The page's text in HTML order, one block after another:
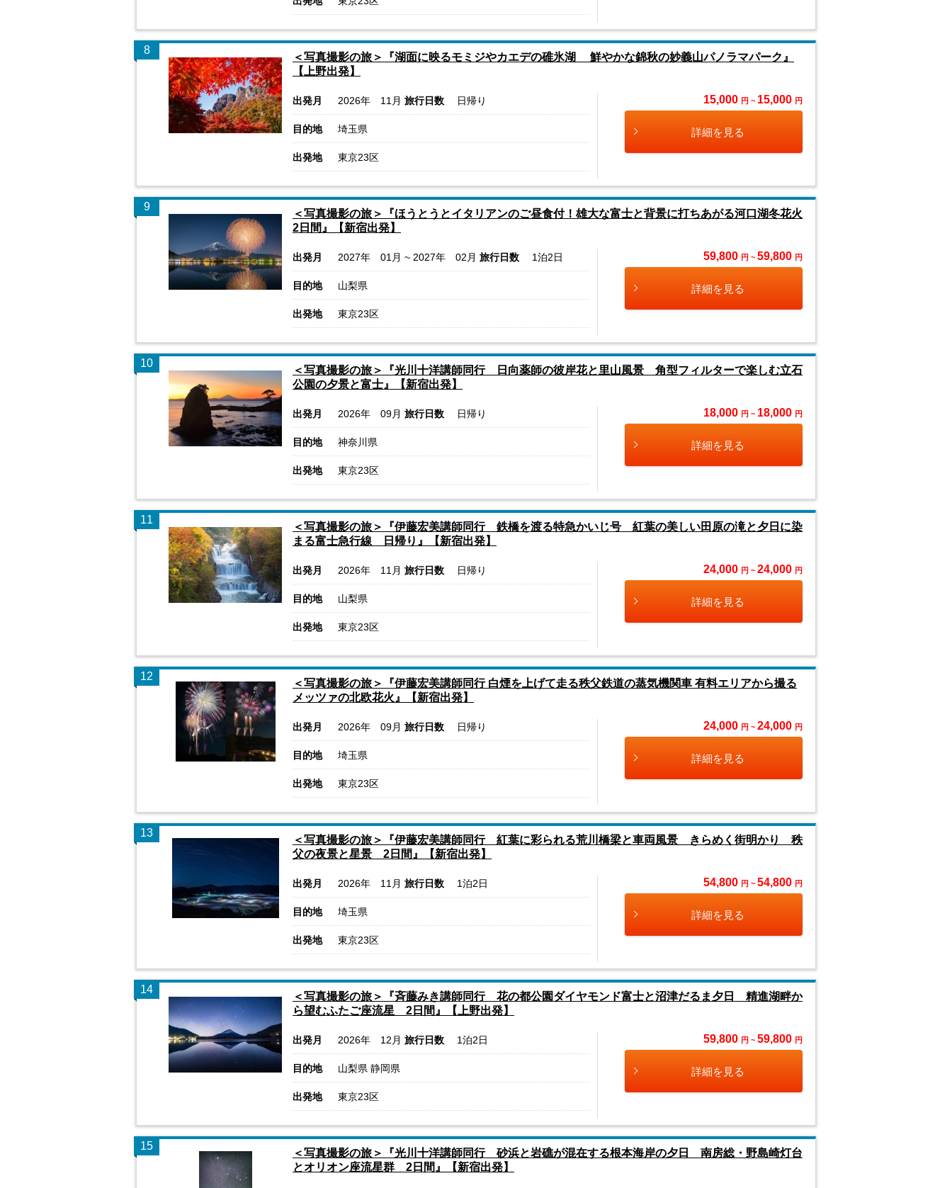
8
＜写真撮影の旅＞『湖面に映るモミジやカエデの碓氷湖 鮮やかな錦秋の妙義山パノラマパーク』
【上野出発】
出発月 2026年 11月 旅行日数 日帰り
目的地 埼玉県
出発地 東京23区
15,000 円 ~ 15,000 円
詳細を見る
9
＜写真撮影の旅＞『ほうとうとイタリアンのご昼食付！雄大な富士と背景に打ちあがる河口湖冬花火
2日間』【新宿出発】
出発月 2027年 01月 ~ 2027年 02月 旅行日数 1泊2日
目的地 山梨県
出発地 東京23区
59,800 円 ~ 59,800 円
詳細を見る
10
＜写真撮影の旅＞『光川十洋講師同行 日向薬師の彼岸花と里山風景 角型フィルターで楽しむ立石
公園の夕景と富士』【新宿出発】
出発月 2026年 09月 旅行日数 日帰り
目的地 神奈川県
出発地 東京23区
18,000 円 ~ 18,000 円
詳細を見る
11
＜写真撮影の旅＞『伊藤宏美講師同行 鉄橋を渡る特急かいじ号 紅葉の美しい田原の滝と夕日に染
まる富士急行線 日帰り』【新宿出発】
出発月 2026年 11月 旅行日数 日帰り
目的地 山梨県
出発地 東京23区
24,000 円 ~ 24,000 円
詳細を見る
12
＜写真撮影の旅＞『伊藤宏美講師同行 白煙を上げて走る秩父鉄道の蒸気機関車 有料エリアから撮る
メッツァの北欧花火』【新宿出発】
出発月 2026年 09月 旅行日数 日帰り
目的地 埼玉県
出発地 東京23区
24,000 円 ~ 24,000 円
詳細を見る
13
＜写真撮影の旅＞『伊藤宏美講師同行 紅葉に彩られる荒川橋梁と車両風景 きらめく街明かり 秩
父の夜景と星景 2日間』【新宿出発】
出発月 2026年 11月 旅行日数 1泊2日
目的地 埼玉県
出発地 東京23区
54,800 円 ~ 54,800 円
詳細を見る
14
＜写真撮影の旅＞『斉藤みき講師同行 花の都公園ダイヤモンド富士と沼津だるま夕日 精進湖畔か
ら望むふたご座流星 2日間』【上野出発】
出発月 2026年 12月 旅行日数 1泊2日
目的地 山梨県 静岡県
出発地 東京23区
59,800 円 ~ 59,800 円
詳細を見る
15
＜写真撮影の旅＞『光川十洋講師同行 砂浜と岩礁が混在する根本海岸の夕日 南房総・野島崎灯台
とオリオン座流星群 2日間』【新宿出発】